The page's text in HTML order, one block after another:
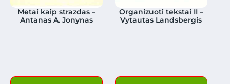
Metai kaip strazdas –
Antanas A. Jonynas
Organizuoti tekstai II –
Vytautas Landsbergis